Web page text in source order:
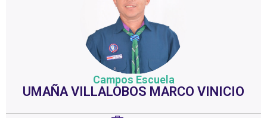
Campos Escuela
UMAÑA VILLALOBOS MARCO VINICIO